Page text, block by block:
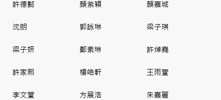
許德懿 顏紫穎 顏嘉城
沈朗 郭詠琳 梁子琪
梁子妍 鄭素琳 許焯堯
許家熙 楊皓軒 王雨萱
李文萱 方展浩 朱嘉麗